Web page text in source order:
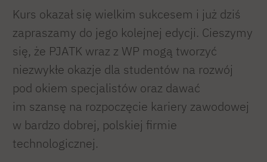
Kurs okazał się wielkim sukcesem i już dziś
zapraszamy do jego kolejnej edycji. Cieszymy
się, że PJATK wraz z WP mogą tworzyć
niezwykłe okazje dla studentów na rozwój
pod okiem specjalistów oraz dawać
im szansę na rozpoczęcie kariery zawodowej
w bardzo dobrej, polskiej firmie
technologicznej.